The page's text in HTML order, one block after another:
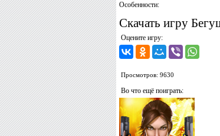
Особенности:
Скачать игру
Оцените игру:
Просмотров: 9630
Во что ещё поиграть: